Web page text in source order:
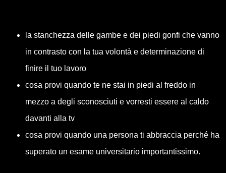
la stanchezza delle gambe e dei piedi gonfi che vanno
in contrasto con la tua volontà e determinazione di
finire il tuo lavoro
cosa provi quando te ne stai in piedi al freddo in
mezzo a degli sconosciuti e vorresti essere al caldo
davanti alla tv
cosa provi quando una persona ti abbraccia perché ha
superato un esame universitario importantissimo.